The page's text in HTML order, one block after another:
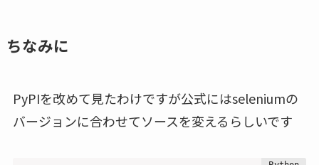
ちなみに
PyPIを改めて見たわけですが公式にはseleniumの
バージョンに合わせてソースを変えるらしいです